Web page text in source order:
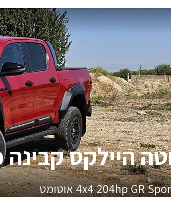
היילקס קבינה